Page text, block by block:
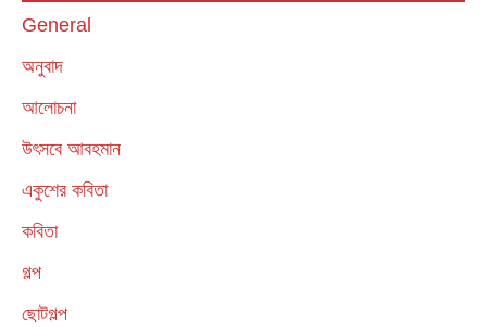
General
অনুবাদ
আলোচনা
উৎসবে আবহমান
একুশের কবিতা
কবিতা
গল্প
ছোটগল্প